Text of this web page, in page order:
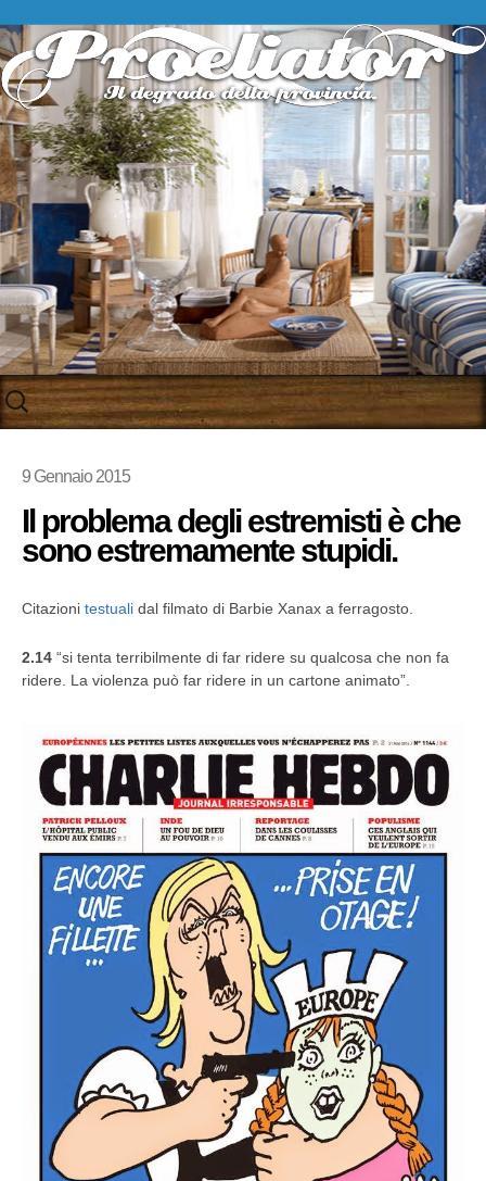
Skip
to
content
9 Gennaio 2015
Il problema degli estremisti è che
sono estremamente stupidi.
Citazioni testuali dal filmato di Barbie Xanax a ferragosto.
2.14 “si tenta terribilmente di far ridere su qualcosa che non fa
ridere. La violenza può far ridere in un cartone animato”.